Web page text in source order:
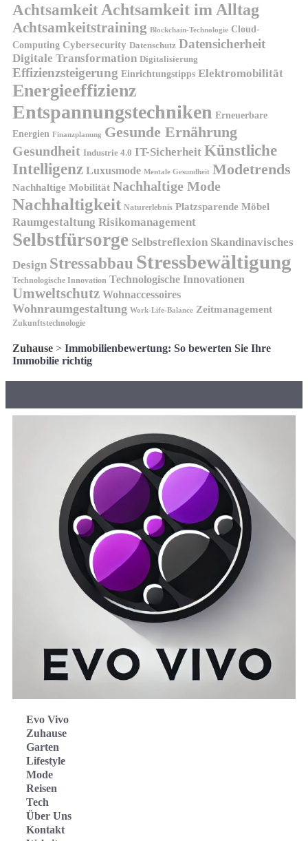
AchtsamkeitAchtsamkeit im Alltag
Achtsamkeitstraining Blockchain-Technologie Cloud-
Computing Cybersecurity Datenschutz Datensicherheit
Digitale Transformation Digitalisierung
Effizienzsteigerung Einrichtungstipps Elektromobilität
Energieeffizienz
Entspannungstechniken Erneuerbare
Energien Finanzplanung Gesunde Ernährung
Gesundheit Industrie 4.0 IT-Sicherheit Künstliche
Intelligenz Luxusmode Mentale Gesundheit Modetrends
Nachhaltige Mobilität Nachhaltige Mode
Nachhaltigkeit Naturerlebnis Platzsparende Möbel
Raumgestaltung Risikomanagement
Selbstfürsorge Selbstreflexion Skandinavisches
Design Stressabbau Stressbewältigung
Technologische Innovation Technologische Innovationen
Umweltschutz Wohnaccessoires
Wohnraumgestaltung Work-Life-Balance Zeitmanagement
Zukunftstechnologie
Zuhause > Immobilienbewertung: So bewerten Sie Ihre
Immobilie richtig
Evo Vivo
Zuhause
Garten
Lifestyle
Mode
Reisen
Tech
Über Uns
Kontakt